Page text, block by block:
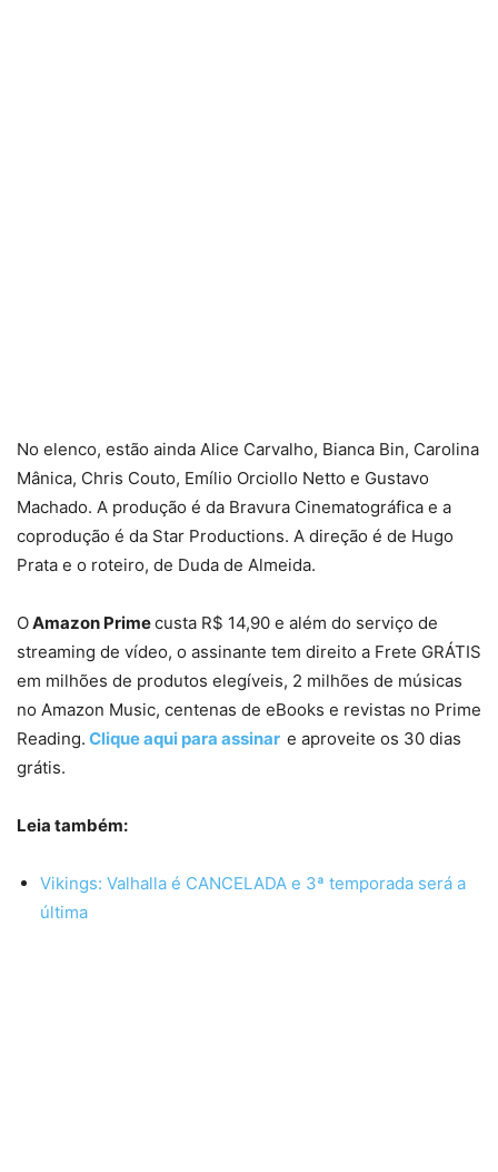
No elenco, estão ainda Alice Carvalho, Bianca Bin, Carolina
Mânica, Chris Couto, Emílio Orciollo Netto e Gustavo
Machado. A produção é da Bravura Cinematográfica e a
coprodução é da Star Productions. A direção é de Hugo
Prata e o roteiro, de Duda de Almeida.
OAmazon Primecusta R$ 14,90 e além do serviço de
streaming de vídeo, o assinante tem direito a Frete GRÁTIS
em milhões de produtos elegíveis, 2 milhões de músicas
no Amazon Music, centenas de eBooks e revistas no Prime
Reading. Clique aqui para assinar e aproveite os 30 dias
grátis.
Leia também:
Vikings: Valhalla é CANCELADA e 3ª temporada será a
última